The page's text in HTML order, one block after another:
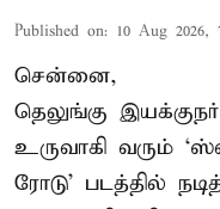
Published on: 10 Aug 2026,
சென்னை,
தெலுங்கு
உருவாகி வரும்
ரோடு’ படத்தில்